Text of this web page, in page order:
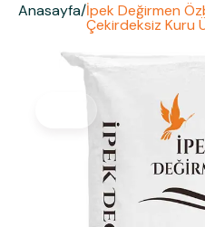
Anasayfa/İpek Değirmen
Çekirdeksiz Kuru